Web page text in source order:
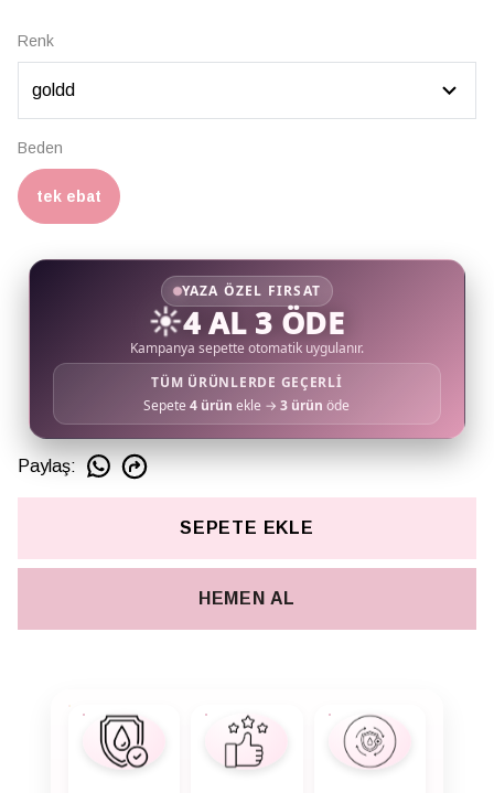
Renk
Beden
tek ebat
YAZA ÖZEL FIRSAT
☀️4 AL 3 ÖDE
Kampanya sepette otomatik uygulanır.
TÜM ÜRÜNLERDE GEÇERLİ
Sepete4 ürün ekle →3 ürün öde
Paylaş:
SEPETE EKLE
HEMEN AL